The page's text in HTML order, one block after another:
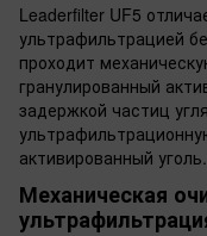
Leaderfilter UF5
ультрафильтрацией
проходит
гранулированный
задержкой частиц
активированный уголь.
Механическая